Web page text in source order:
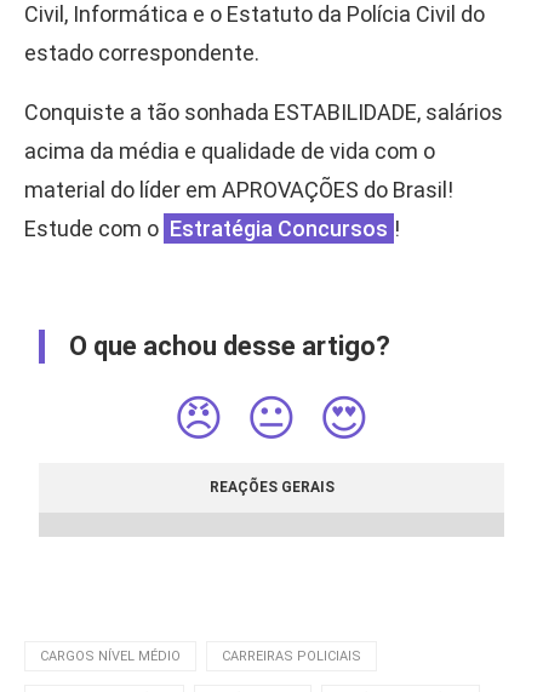
Civil, Informática e o Estatuto da Polícia Civil do
estado correspondente.
Conquiste a tão sonhada ESTABILIDADE, salários
acima da média e qualidade de vida com o
material do líder em APROVAÇÕES do Brasil!
Estude com o Estratégia Concursos !
O que achou desse artigo?
😠 😐 😍
REAÇÕES GERAIS
CARGOS NÍVEL MÉDIO CARREIRAS POLICIAIS